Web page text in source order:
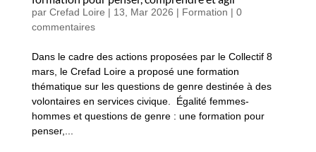
par Crefad Loire | 13, Mar 2026 | Formation | 0
commentaires
Dans le cadre des actions proposées par le Collectif 8
mars, le Crefad Loire a proposé une formation
thématique sur les questions de genre destinée à des
volontaires en services civique. Égalité femmes-
hommes et questions de genre : une formation pour
penser,...